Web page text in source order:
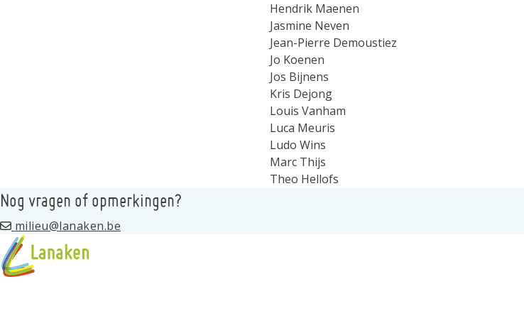
Hendrik Maenen
Jasmine Neven
Jean-Pierre Demoustiez
Jo Koenen
Jos Bijnens
Kris Dejong
Louis Vanham
Luca Meuris
Ludo Wins
Marc Thijs
Theo Hellofs
Nog vragen of opmerkingen?
milieu@lanaken.be